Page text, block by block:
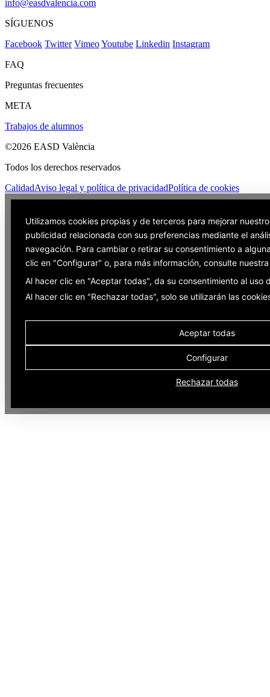
info@easdvalencia.com
SÍGUENOS
Facebook Twitter VimeoYoutube Linkedin Instagram
FAQ
Preguntas frecuentes
META
Trabajos de alumnos
©2026 EASD València
Todos los derechos reservados
CalidadAviso legal y política de privacidadPolítica de cookies
Utilizamos cookies propias y de terceros para mejorar
publicidad relacionada con sus preferencias mediante el
navegación. Para cambiar o retirar su consentimiento a
clic en "Configurar" o, para más información, consulte
Al hacer clic en "Aceptar todas", da su consentimiento al uso
Al hacer clic en "Rechazar todas", solo se utilizarán las
Aceptar todas
Configurar
Rechazar todas